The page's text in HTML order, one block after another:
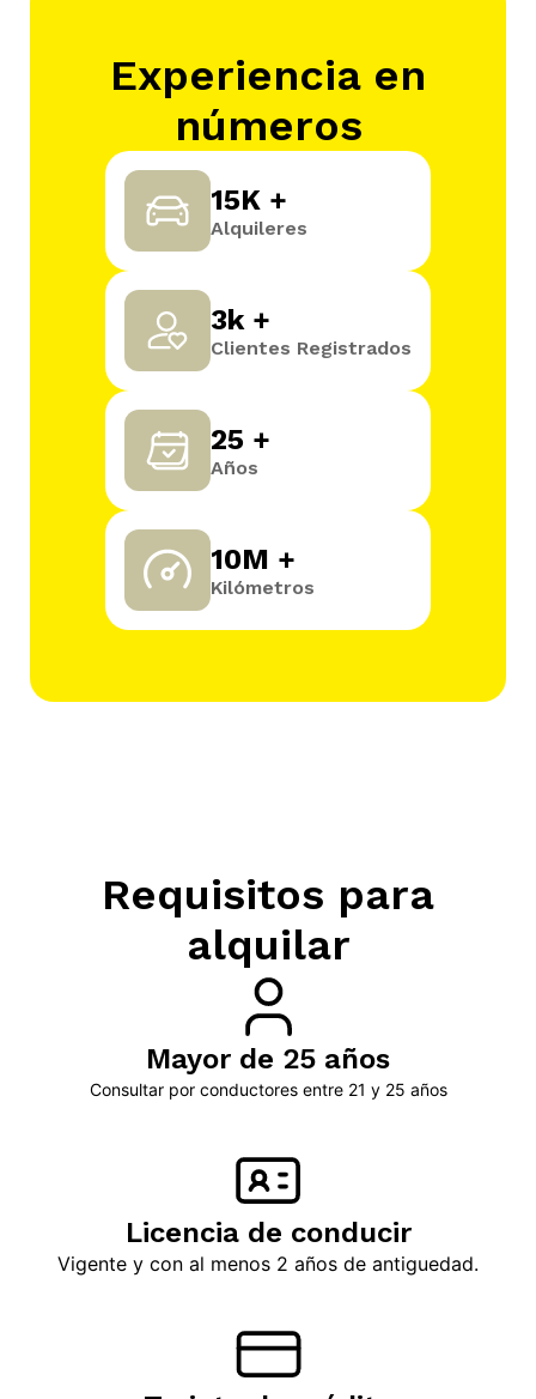
Experiencia en
números
15K +
Alquileres
3k +
Clientes Registrados
25 +
Años
10M +
Kilómetros
Requisitos para
alquilar
Mayor de 25 años
Consultar por conductores entre 21 y 25 años
Licencia de conducir
Vigente y con al menos 2 años de antiguedad.